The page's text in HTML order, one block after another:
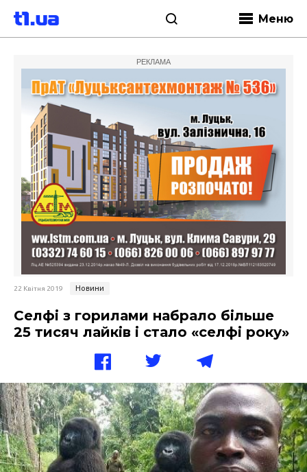
Меню
РЕКЛАМА
22 Квітня 2019 Новини
Селфі з горилами набрало більше
25 тисяч лайків і стало «селфі року»